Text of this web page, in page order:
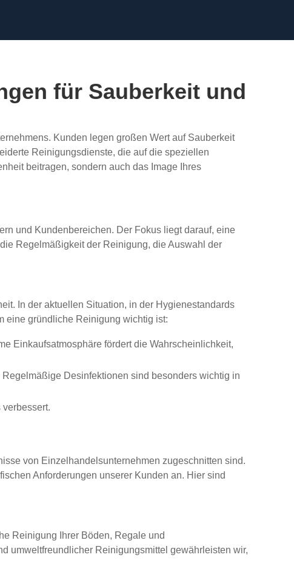
für Sauberkeit und
Kunden legen großen Wert auf Sauberkeit
Reinigungsdienste, die auf die speziellen
beitragen, sondern auch das Image Ihres
und Kundenbereichen. Der Fokus liegt darauf, eine
Regelmäßigkeit der Reinigung, die Auswahl der
In der aktuellen Situation, in der Hygienestandards
eine gründliche Reinigung wichtig ist:
Einkaufsatmosphäre fördert die Wahrscheinlichkeit,
Desinfektionen sind besonders wichtig in
von Einzelhandelsunternehmen zugeschnitten sind.
Anforderungen unserer Kunden an. Hier sind
Reinigung Ihrer Böden, Regale und
umweltfreundlicher Reinigungsmittel gewährleisten wir,